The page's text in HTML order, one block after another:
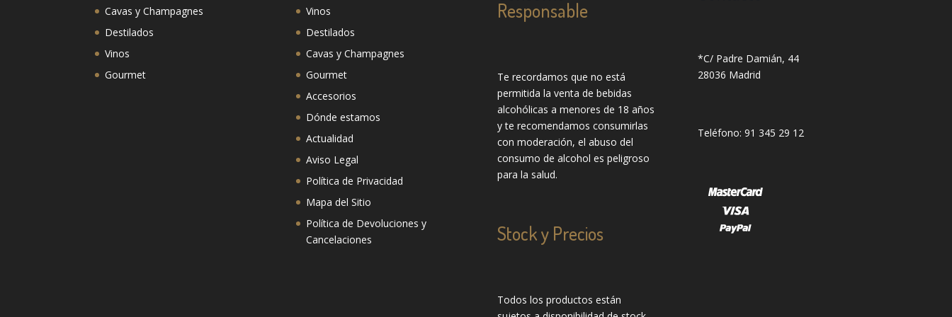
Cavas y Champagnes
Destilados
Vinos
Gourmet
Vinos
Destilados
Cavas y Champagnes
Gourmet
Accesorios
Dónde estamos
Actualidad
Aviso Legal
Política de Privacidad
Mapa del Sitio
Política de Devoluciones y
Cancelaciones
Responsable
Te recordamos que no está
permitida la venta de bebidas
alcohólicas a menores de 18 años
y te recomendamos consumirlas
con moderación, el abuso del
consumo de alcohol es peligroso
para la salud.
Stock y Precios
Todos los productos están
*C/ Padre Damián, 44
28036 Madrid
Teléfono: 91 345 29 12